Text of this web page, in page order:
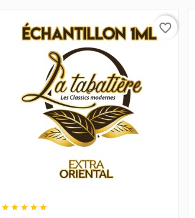
  
    
favorite_border